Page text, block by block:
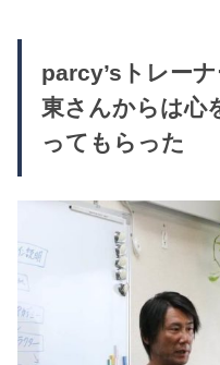
parcy’sトレー
東さんからは心
ってもらった